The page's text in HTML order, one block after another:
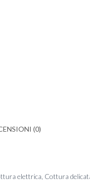
(0)
elettrica, Cottura